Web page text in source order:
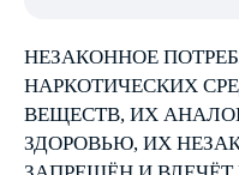
НЕЗАКОННОЕ
НАРКОТИЧЕСКИХ
ВЕЩЕСТВ, ИХ
ЗДОРОВЬЮ, ИХ